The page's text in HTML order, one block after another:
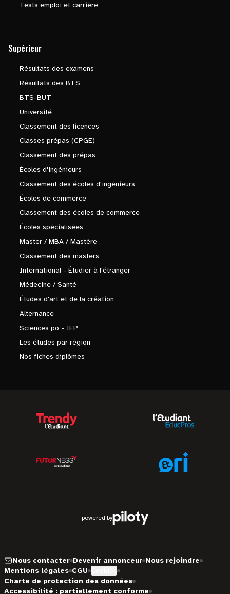
Tests emploi et carrière
Supérieur
Résultats des examens
Résultats des BTS
BTS-BUT
Université
Classement des licences
Classes prépas (CPGE)
Classement des prépas
Écoles d'ingénieurs
Classement des écoles d'ingénieurs
Écoles de commerce
Classement des écoles de commerce
Écoles spécialisées
Master / MBA / Mastère
Classement des masters
International - Étudier à l'étranger
Médecine / Santé
Études d'art et de la création
Alternance
Sciences po - IEP
Les études par région
Nos fiches diplômes
powered by
Nous contacter Devenir annonceur Nous rejoindre
Mentions légales CGU
Charte de protection des données
Accessibilité : partiellement conforme